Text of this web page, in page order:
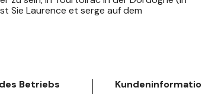
Sie Laurence et serge auf dem
Betriebs